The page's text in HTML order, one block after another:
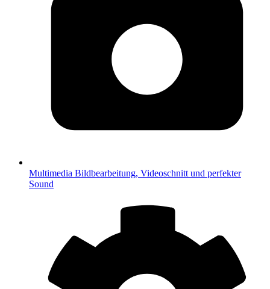
Multimedia Bildbearbeitung, Videoschnitt und perfekter
Sound